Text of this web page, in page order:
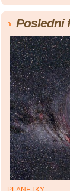
Poslední